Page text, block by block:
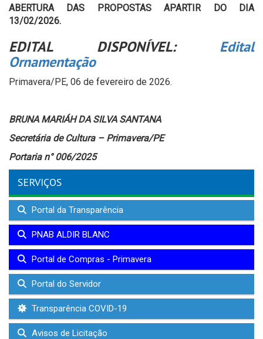
ABERTURA DAS PROPOSTAS APARTIR DO DIA
13/02/2026.
EDITAL DISPONÍVEL: Edital
Ornamentação
Primavera/PE, 06 de fevereiro de 2026.
BRUNA MARIÁH DA SILVA SANTANA
Secretária de Cultura – Primavera/PE
Portaria n° 006/2025
SERVIÇOS
Portal da Transparência
PNAB ALDIR BLANC
Portal de Compras - Primavera
Portal do Servidor
Transparência COVID-19
Avisos de Licitação